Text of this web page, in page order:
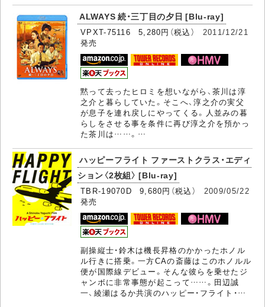
ALWAYS 続・三丁目の夕日 [Blu-ray]
VPXT-75116 5,280円（税込） 2011/12/21
発売
黙って去ったヒロミを想いながら、茶川は淳
之介と暮らしていた。そこへ、淳之介の実父
が息子を連れ戻しにやってくる。人並みの暮
らしをさせる事を条件に再び淳之介を預かっ
た茶川は……。…
ハッピーフライト ファーストクラス・エディ
ション〈2枚組〉 [Blu-ray]
TBR-19070D 9,680円（税込） 2009/05/22
発売
副操縦士・鈴木は機長昇格のかかったホノル
ル行きに搭乗。一方CAの斎藤はこのホノルル
便が国際線デビュー。そんな彼らを乗せたジ
ャンボに非常事態が起こって……。田辺誠
一、綾瀬はるか共演のハッピー・フライト・…